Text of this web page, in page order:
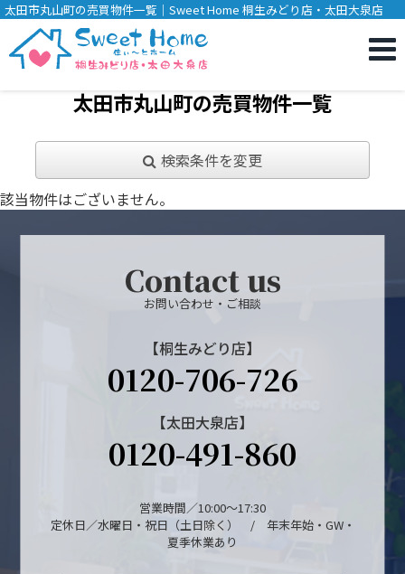
太田市丸山町の売買物件一覧｜Sweet Home 桐生みどり店・太田大泉店
太田市丸山町の売買物件一覧
検索条件を変更
該当物件はございません。
Contact us
お問い合わせ・ご相談
【桐生みどり店】
0120-706-726
【太田大泉店】
0120-491-860
営業時間／10:00～17:30
定休日／水曜日・祝日（土日除く） / 年末年始・GW・
夏季休業あり